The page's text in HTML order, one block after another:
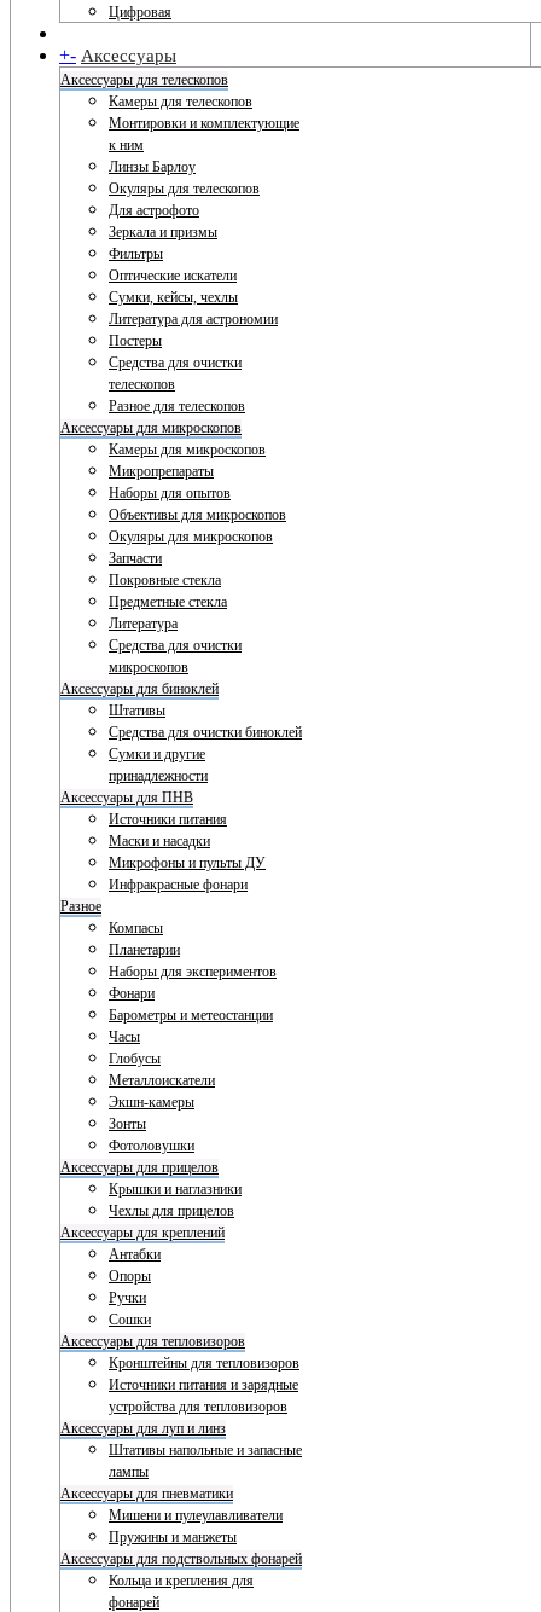
Цифровая
+- Аксессуары
Аксессуары для телескопов
Камеры для телескопов
Монтировки и комплектующие
к ним
Линзы Барлоу
Окуляры для телескопов
Для астрофото
Зеркала и призмы
Фильтры
Оптические искатели
Сумки, кейсы, чехлы
Литература для астрономии
Постеры
Средства для очистки
телескопов
Разное для телескопов
Аксессуары для микроскопов
Камеры для микроскопов
Микропрепараты
Наборы для опытов
Объективы для микроскопов
Окуляры для микроскопов
Запчасти
Покровные стекла
Предметные стекла
Литература
Средства для очистки
микроскопов
Аксессуары для биноклей
Штативы
Средства для очистки биноклей
Сумки и другие
принадлежности
Аксессуары для ПНВ
Источники питания
Маски и насадки
Микрофоны и пульты ДУ
Инфракрасные фонари
Разное
Компасы
Планетарии
Наборы для экспериментов
Фонари
Барометры и метеостанции
Часы
Глобусы
Металлоискатели
Экшн-камеры
Зонты
Фотоловушки
Аксессуары для прицелов
Крышки и наглазники
Чехлы для прицелов
Аксессуары для креплений
Антабки
Опоры
Ручки
Сошки
Аксессуары для тепловизоров
Кронштейны для тепловизоров
Источники питания и зарядные
устройства для тепловизоров
Аксессуары для луп и линз
Штативы напольные и запасные
лампы
Аксессуары для пневматики
Мишени и пулеулавливатели
Пружины и манжеты
Аксессуары для подствольных фонарей
Кольца и крепления для
фонарей